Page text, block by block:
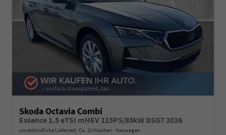
Skoda Octavia Combi
Essence 1.5 eTSI mHEV 115PS/85kW DSG7 2026
unverbindliche Lieferzeit: Ca. 10 Wochen Neuwagen